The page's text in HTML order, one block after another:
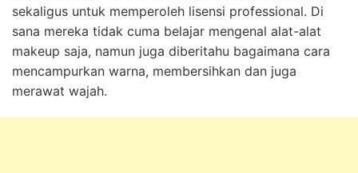
sekaligus untuk memperoleh lisensi professional. Di
sana mereka tidak cuma belajar mengenal alat-alat
makeup saja, namun juga diberitahu bagaimana cara
mencampurkan warna, membersihkan dan juga
merawat wajah.